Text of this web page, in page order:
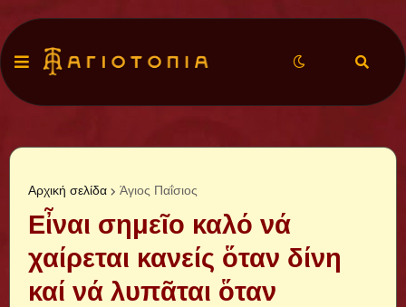
Αρχική σελίδα Άγιος Παΐσιος
Εἶναι σημεῖο καλό νά
χαίρεται κανείς ὅταν δίνη
καί νά λυπᾶται ὅταν